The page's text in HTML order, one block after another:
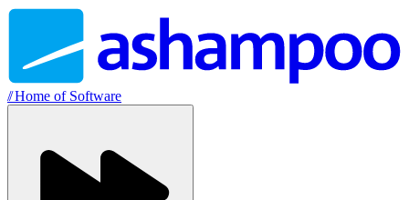
//Home of Software